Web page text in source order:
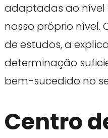
adaptadas ao nível
nosso próprio
de estudos, a
determinação
bem-sucedido no
Centro